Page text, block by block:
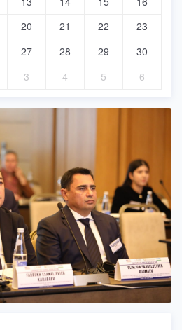
20 21 22
23
27 28 29
30
3 4 5 6